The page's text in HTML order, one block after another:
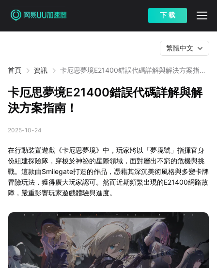
下 载
首頁 資訊
卡厄思夢境E21400錯誤代碼詳解與解決方案指
繁體中文
卡厄思夢境E21400錯誤代碼詳解與解
決方案指南！
2025-10-24
在行動裝置遊戲《卡厄思夢境》中，玩家將以「夢境號」指揮官身
份組建探險隊，穿梭於神祕的星際領域，面對層出不窮的危機與挑
戰。這款由Smilegate打造的作品，憑藉其深沉美術風格與多變卡牌
冒險玩法，獲得廣大玩家認可。然而近期頻繁出現的E21400網路故
障，嚴重影響玩家遊戲體驗與進度。